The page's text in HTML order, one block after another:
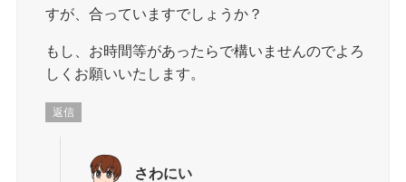
すが、合っていますでしょうか？
もし、お時間等があったらで構いませんのでよろ
しくお願いいたします。
返信
さわにい